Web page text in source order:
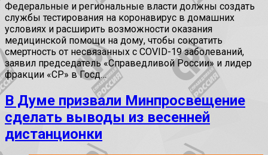
Федеральные и региональные власти должны создать
службы тестирования на коронавирус в домашних
условиях и расширить возможности оказания
медицинской помощи на дому, чтобы сократить
смертность от несвязанных с COVID-19 заболеваний,
заявил председатель «Справедливой России» и лидер
фракции «СР» в Госд…
В Думе призвали Минпросвещение
сделать выводы из весенней
дистанционки